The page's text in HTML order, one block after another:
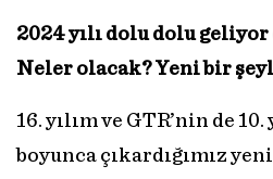
2024 yılı dolu dolu
Neler olacak? Yeni bir
16. yılım ve GTR’nin de
boyunca çıkardığımız